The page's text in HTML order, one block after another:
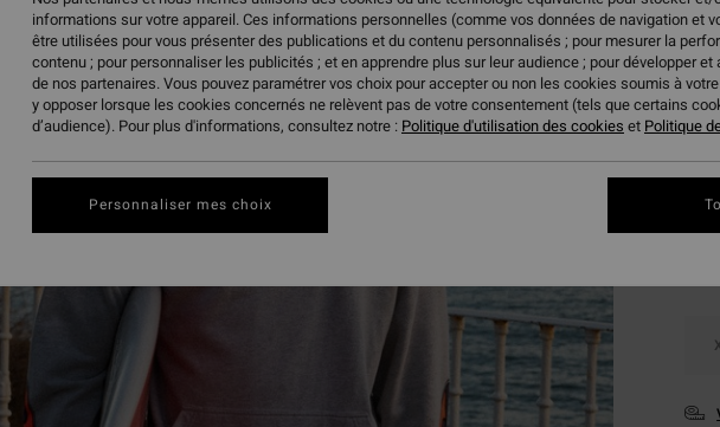
informations sur votre appareil. Ces informations personnelles (comme vos données de navigation et
être utilisées pour vous présenter des publications et du contenu personnalisés ; pour mesurer la
contenu ; pour personnaliser les publicités ; et en apprendre plus sur leur audience ; pour développer
de nos partenaires. Vous pouvez paramétrer vos choix pour accepter ou non les cookies soumis à
y opposer lorsque les cookies concernés ne relèvent pas de votre consentement (tels que certains
d’audience). Pour plus d'informations, consultez notre : Politique d'utilisation des cookies et Politique
Personnaliser mes choix